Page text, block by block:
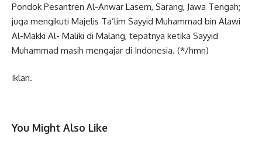
Pondok Pesantren Al-Anwar Lasem, Sarang, Jawa Tengah;
juga mengikuti Majelis Ta’lim Sayyid Muhammad bin Alawi
Al-Makki Al- Maliki di Malang, tepatnya ketika Sayyid
Muhammad masih mengajar di Indonesia. (*/hmn)
Iklan.
You Might Also Like